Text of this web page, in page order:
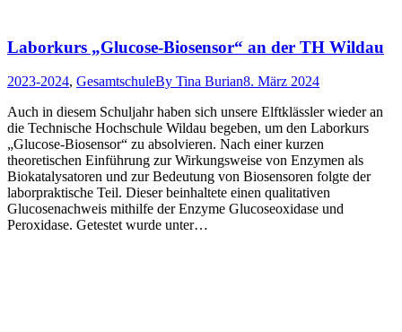
Laborkurs „Glucose-Biosensor“ an der TH Wildau
2023-2024, GesamtschuleBy Tina Burian8. März 2024
Auch in diesem Schuljahr haben sich unsere Elftklässler wieder an
die Technische Hochschule Wildau begeben, um den Laborkurs
„Glucose-Biosensor“ zu absolvieren. Nach einer kurzen
theoretischen Einführung zur Wirkungsweise von Enzymen als
Biokatalysatoren und zur Bedeutung von Biosensoren folgte der
laborpraktische Teil. Dieser beinhaltete einen qualitativen
Glucosenachweis mithilfe der Enzyme Glucoseoxidase und
Peroxidase. Getestet wurde unter…